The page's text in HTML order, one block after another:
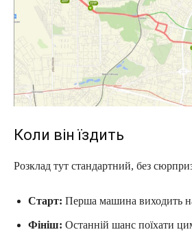
Коли він їздить
Розклад тут стандартний, без
Старт: Перша машина виходить
Фініш: Останній шанс поїхати